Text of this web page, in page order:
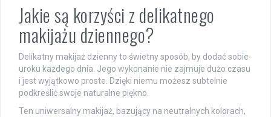
Jakie są korzyści z delikatnego
makijażu dziennego?
Delikatny makijaż dzienny to świetny sposób, by dodać sobie
uroku każdego dnia. Jego wykonanie nie zajmuje dużo czasu
i jest wyjątkowo proste. Dzięki niemu możesz subtelnie
podkreślić swoje naturalne piękno.
Ten uniwersalny makijaż, bazujący na neutralnych kolorach,